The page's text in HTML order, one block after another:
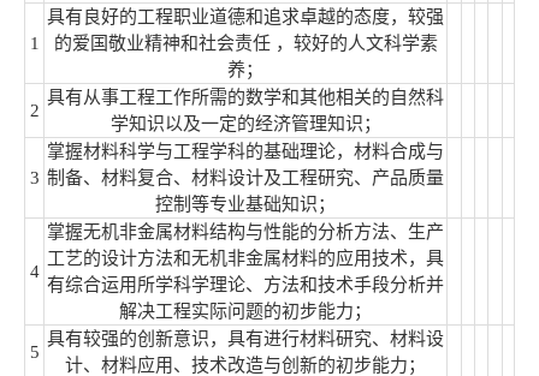
1
具有良好的工程职业道德和追求卓越的态度，较强
的爱国敬业精神和社会责任 ，较好的人文科学素
养；
2
具有从事工程工作所需的数学和其他相关的自然科
学知识以及一定的经济管理知识；
3
掌握材料科学与工程学科的基础理论，材料合成与
制备、材料复合、材料设计及工程研究、产品质量
控制等专业基础知识；
4
掌握无机非金属材料结构与性能的分析方法、生产
工艺的设计方法和无机非金属材料的应用技术，具
有综合运用所学科学理论、方法和技术手段分析并
解决工程实际问题的初步能力；
5
具有较强的创新意识，具有进行材料研究、材料设
计、材料应用、技术改造与创新的初步能力；